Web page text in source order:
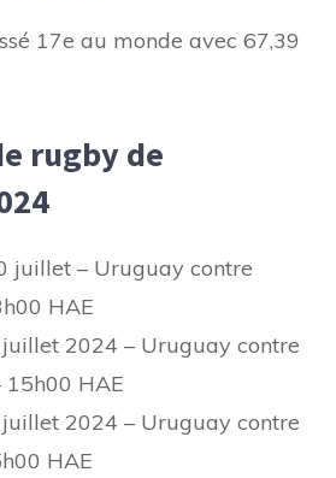
17e au monde avec 67,39
rugby de
juillet – Uruguay contre
HAE
2024 – Uruguay contre
15h00 HAE
2024 – Uruguay contre
HAE